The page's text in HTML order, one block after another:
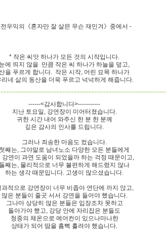
우익의《혼자만 잘 살믄 무슨 재민겨》중에서 -
* 작은 씨앗 하나가 모든 것의 시작입니다.
에 띄지 않을 만큼 작은 씨 하나가 하늘을 덮고,
을 푸르게 합니다. 작은 시작, 어린 묘목 하나가
리네 삶의 동산을 더욱 푸르고 넉넉하게 해줍니다.
------<감사합니다>-----------
지난 토요일, 강연장이 미어터졌습니다.
귀한 시간 내어 와주신 한 분 한 분께
깊은 감사의 인사를 드립니다.
그러나 죄송한 마음도 컸습니다.
째는, 그야말로 남녀노소 다양한 모든 분들에게
강연이 과연 도움이 되었을까 하는 걱정 때문이고,
째는, 물리적으로 너무 불편하게 해드렸지 않나
하는 생각 때문입니다. 고생이 많으셨습니다.
과적으로 강연장이 너무 비좁아 연단에 까지 앉고,
많은 분들이 줄곳 서서 강연을 들어야 했습니다.
그나마 상당히 많은 분들은 입장조차 못하고
돌아가야 했고, 강당 안에 자리잡은 분들도
청중의 체온으로 에어컨이 있으나마나한
상태가 되어 땀을 흠뻑 흘려야 했습니다.